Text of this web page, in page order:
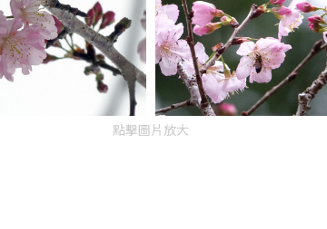
點擊圖片放大